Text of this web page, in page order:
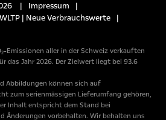
| Impressum
|
WLTP | Neue Verbrauchswerte
|
Emissionen aller in der Schweiz verkauften
das Jahr 2026. Der Zielwert liegt bei 93.6
Abbildungen können sich auf
zum serienmässigen Lieferumfang gehören,
Inhalt entspricht dem Stand bei
Änderungen vorbehalten. Wir behalten uns